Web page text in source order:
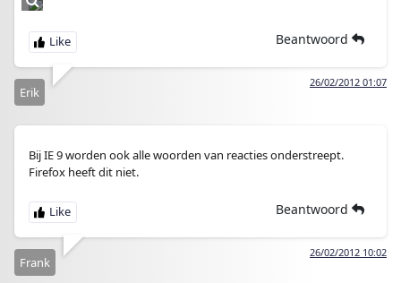
Beantwoord
26/02/2012 01:07
Erik
Bij IE 9 worden ook alle woorden van reacties onderstreept.
Firefox heeft dit niet.
Beantwoord
26/02/2012 10:02
Frank